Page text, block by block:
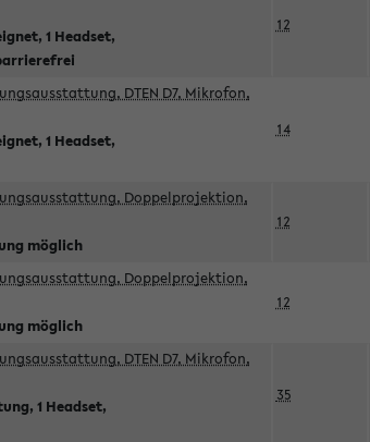
1 Headset,
12
DTEN D7, Mikrofon,
1 Headset,
14
Doppelprojektion,
möglich
12
Doppelprojektion,
möglich
12
DTEN D7, Mikrofon,
1 Headset,
35